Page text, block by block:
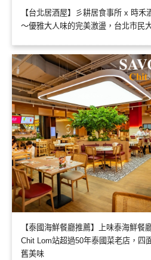
【台北居酒屋】彡耕居食事所 x 時禾
～優雅大人味的完美激盪，台北市民
【泰國海鮮餐廳推薦】上味泰海鮮餐
Chit Lom站超過50年泰國菜老店，四
舊美味